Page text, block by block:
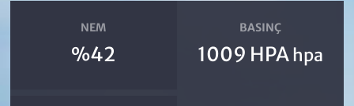
NEM
%42
BASINÇ
1009 HPA hpa